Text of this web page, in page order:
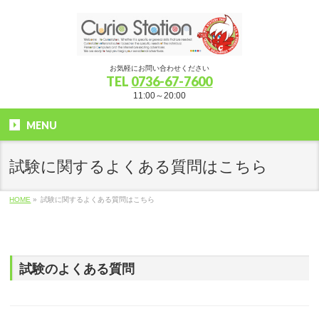
お気軽にお問い合わせください
TEL 0736-67-7600
11:00～20:00
MENU
試験に関するよくある質問はこちら
HOME » 試験に関するよくある質問はこちら
試験のよくある質問